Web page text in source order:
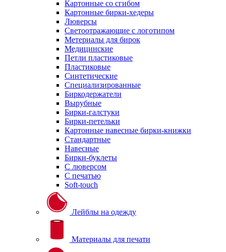
Картонные со сгибом
Картонные бирки-хедеры
Люверсы
Светоотражающие с логотипом
Метериалы для бирок
Медицинские
Петли пластиковые
Пластиковые
Синтетические
Специализированные
Биркодержатели
Вырубные
Бирки-галстуки
Бирки-петельки
Картонные навесные бирки-книжки
Стандартные
Навесные
Бирки-буклеты
С люверсом
С печатью
Soft-touch
Лейблы на одежду
Материалы для печати